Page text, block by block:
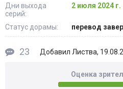
Дни выхода
серий:
2 июля 2024 г.
Статус дорамы: перевод
23 Добавил Листва,
Оценка